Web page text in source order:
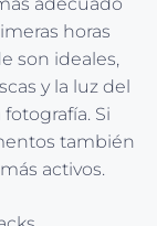
adecuado
horas
son ideales,
y la luz del
Si
también
activos.